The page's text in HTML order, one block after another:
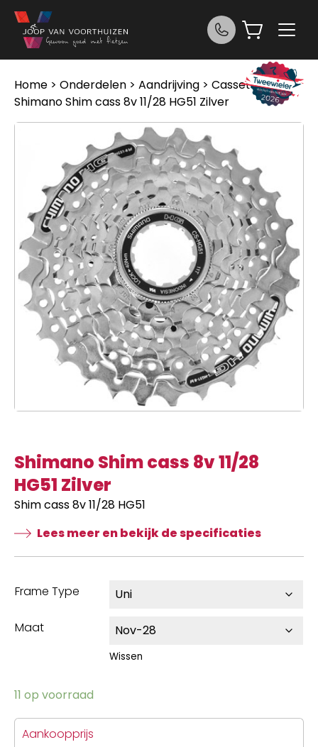
Ga naar de inhoud
Home > Onderdelen > Aandrijving > Cassettes>
Shimano Shim cass 8v 11/28 HG51 Zilver
Shimano Shim cass 8v 11/28
HG51 Zilver
Shim cass 8v 11/28 HG51
Lees meer en bekijk de specificaties
Frame Type
Maat
Wissen
11 op voorraad
Aankoopprijs